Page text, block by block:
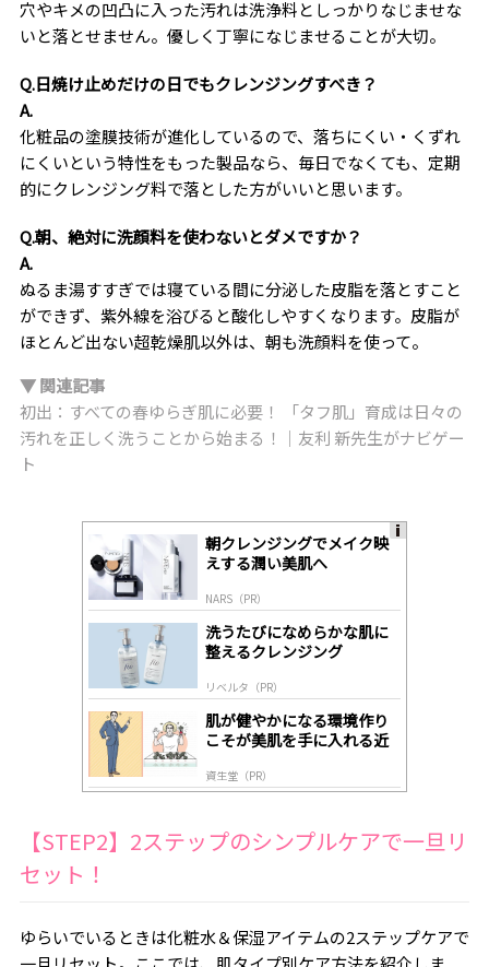
穴やキメの凹凸に入った汚れは洗浄料としっかりなじませな
いと落とせません。優しく丁寧になじませることが大切。
Q.日焼け止めだけの日でもクレンジングすべき？
A.
化粧品の塗膜技術が進化しているので、落ちにくい・くずれ
にくいという特性をもった製品なら、毎日でなくても、定期
的にクレンジング料で落とした方がいいと思います。
Q.朝、絶対に洗顔料を使わないとダメですか？
A.
ぬるま湯すすぎでは寝ている間に分泌した皮脂を落とすこと
ができず、紫外線を浴びると酸化しやすくなります。皮脂が
ほとんど出ない超乾燥肌以外は、朝も洗顔料を使って。
▼ 関連記事
初出：すべての春ゆらぎ肌に必要！ 「タフ肌」育成は日々の
汚れを正しく洗うことから始まる！｜友利 新先生がナビゲー
ト
朝クレンジングでメイク映
えする潤い美肌へ
NARS（PR）
洗うたびになめらかな肌に
整えるクレンジング
リベルタ（PR）
肌が健やかになる環境作り
こそが美肌を手に入れる近
資生堂（PR）
【STEP2】2ステップのシンプルケアで一旦リ
セット！
ゆらいでいるときは化粧水＆保湿アイテムの2ステップケアで